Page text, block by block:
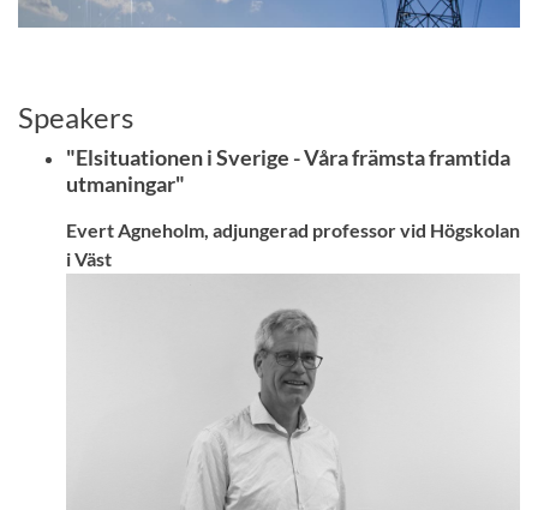
Speakers
"Elsituationen i Sverige - Våra främsta framtida
utmaningar"
Evert Agneholm, adjungerad professor vid Högskolan
i Väst